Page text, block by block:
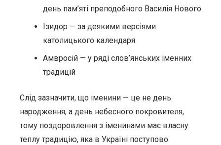
день пам’яті преподобного Василія Нового
Ізидор — за деякими версіями
католицького календаря
Амвросій — у ряді слов’янських іменних
традицій
Слід зазначити, що іменини — це не день
народження, а день небесного покровителя,
тому поздоровлення з іменинами має власну
теплу традицію, яка в Україні поступово